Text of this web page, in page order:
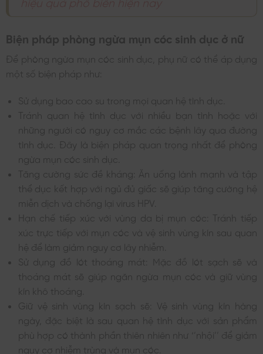
Biện pháp phòng ngừa mụn cóc sinh dục ở nữ
Để phòng ngừa mụn cóc sinh dục, phụ nữ có thể áp dụng
một số biện pháp như:
Sử dụng bao cao su trong mọi quan hệ tình dục.
Tránh quan hệ tình dục với nhiều bạn tình hoặc với
những người có nguy cơ mắc các bệnh lây qua đường
tình dục. Đây là biện pháp quan trọng nhất để phòng
ngừa mụn cóc sinh dục.
Tăng cường sức đề kháng: Ăn uống lành mạnh và tập
thể dục kết hợp với ngủ đủ giấc sẽ giúp tăng cường hệ
miễn dịch và chống lại virus HPV.
Hạn chế tiếp xúc với vùng da bị mụn cóc: Tránh tiếp
xúc trực tiếp với mụn cóc và vệ sinh vùng kín sau quan
hệ để làm giảm nguy cơ lây nhiễm.
Sử dụng đồ lót thoáng mát: Mặc đồ lót sạch sẽ và
thoáng mát sẽ giúp ngăn ngừa mụn cóc và giữ vùng
kín khô thoáng.
Giữ vệ sinh vùng kín sạch sẽ: Vệ sinh vùng kín hàng
ngày, đặc biệt là sau quan hệ tình dục với sản phẩm
phù hợp có thành phần thiên nhiên như ‘’nhội’’ để giảm
nguy cơ nhiễm trùng và mụn cóc.